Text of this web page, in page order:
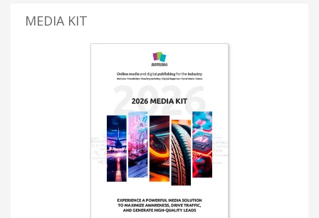
MEDIA KIT